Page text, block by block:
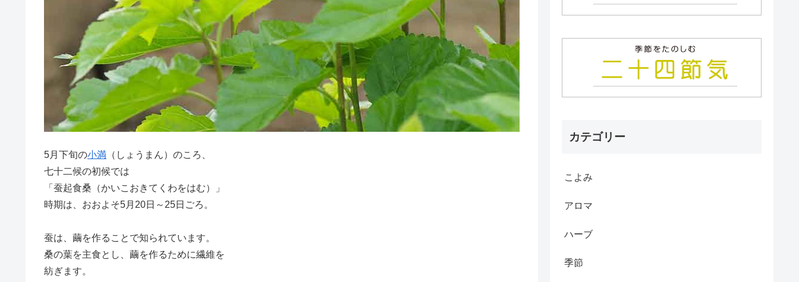
5月下旬の小満 （しょうまん）のころ、
七十二候の初候では
「蚕起食桑（かいこおきてくわをはむ）」
時期は、おおよそ5月20日～25日ごろ。
蚕は、繭を作ることで知られています。
桑の葉を主食とし、繭を作るために繊維を
紡ぎます。
カテゴリー
こよみ
アロマ
ハーブ
季節